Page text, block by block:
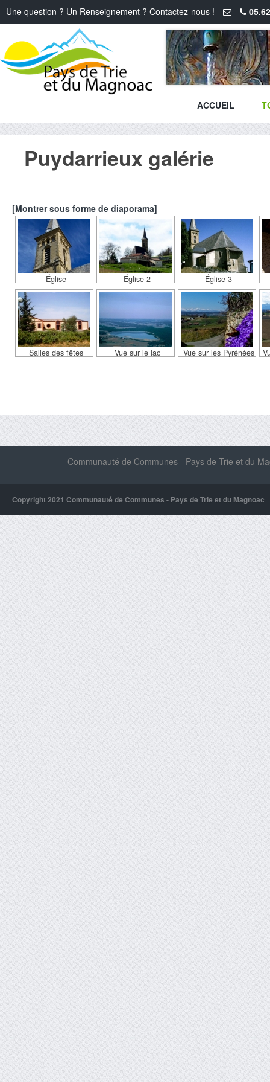
Une question ? Un Renseignement ? Contactez-nous !
ACCUEIL
Puydarrieux galérie
[Montrer sous forme de diaporama]
Église Église 2 Église 3
Salles des fêtes Vue sur le lac Vue sur les Pyrénées
Communauté de Communes - Pays de Trie et du
Copyright 2021 Communauté de Communes - Pays de Trie et du Magnoac